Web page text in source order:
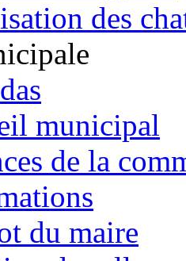
des
municipal
de la
du maire